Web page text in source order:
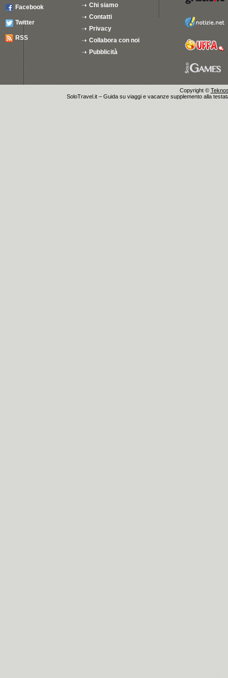
Facebook
Twitter
RSS
Chi siamo
Contatti
Privacy
Collabora con noi
Pubblicità
Copyright ©
SoloTravel.it – Guida su viaggi e vacanze supplemento alla